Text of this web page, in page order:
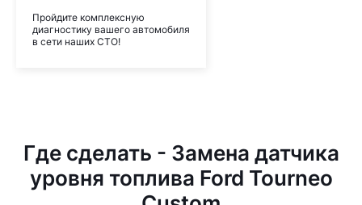
Пройдите комплексную
диагностику вашего автомобиля
в сети наших СТО!
Где сделать - Замена датчика
уровня топлива Ford Tourneo